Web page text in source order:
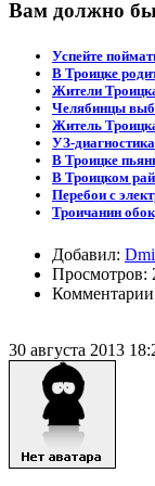
Вам должно
Успейте
В Троицке
Жители
Челябинцы
Житель
УЗ-
В Троицке
В Троицком
Перебои с
Троичанин
Добавил:
Просмотров:
30 августа 2013